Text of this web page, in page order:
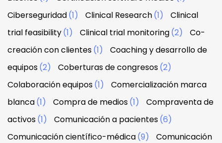
Ciberseguridad(1) Clinical Research(1)
Clinical
trial feasibility(1) Clinical trial monitoring(2)
Co-
creación con clientes(1)
Coaching y desarrollo de
equipos(2) Coberturas de congresos(2)
Colaboración equipos(1)
Comercialización marca
blanca(1) Compra de medios(1)
Compraventa de
activos(1) Comunicación a pacientes(6)
Comunicación científico-médica(9)
Comunicación